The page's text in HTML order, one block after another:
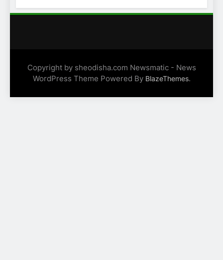
Copyright by sheodisha.com Newsmatic - News
WordPress Theme Powered By BlazeThemes.